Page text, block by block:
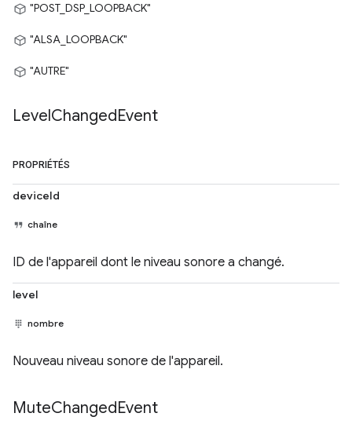
"POST_DSP_LOOPBACK"
"ALSA_LOOPBACK"
"AUTRE"
LevelChangedEvent
PROPRIÉTÉS
deviceId
chaîne
ID de l'appareil dont le niveau sonore a changé.
level
nombre
Nouveau niveau sonore de l'appareil.
MuteChangedEvent